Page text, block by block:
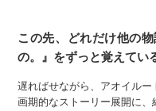
この先、どれだけ他の
の。』をずっと覚えてい
遅ればせながら、アオイルー
画期的なストーリー展開に